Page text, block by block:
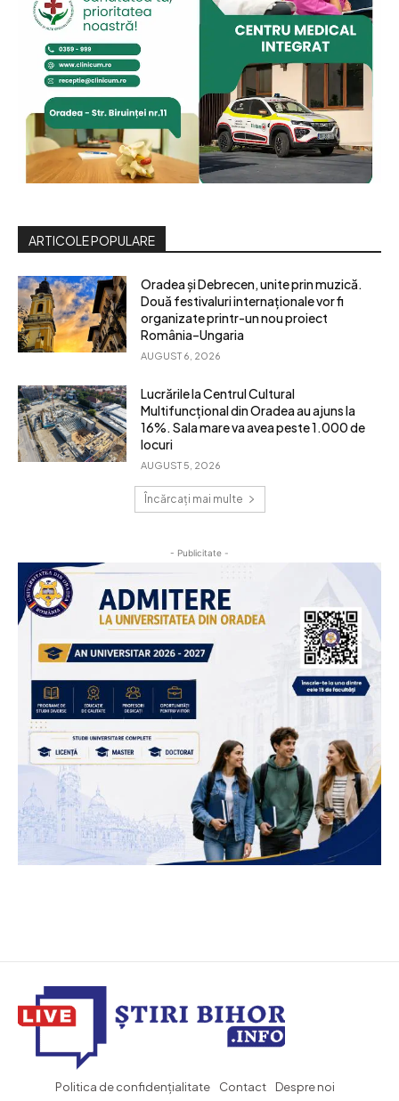
ARTICOLE POPULARE
Oradea și Debrecen, unite prin muzică.
Două festivaluri internaționale vor fi
organizate printr-un nou proiect
România–Ungaria
AUGUST 6, 2026
Lucrările la Centrul Cultural
Multifuncțional din Oradea au ajuns la
16%. Sala mare va avea peste 1.000 de
locuri
AUGUST 5, 2026
Încărcați mai multe
- Publicitate -
Politica de confidențialitate Contact Despre noi